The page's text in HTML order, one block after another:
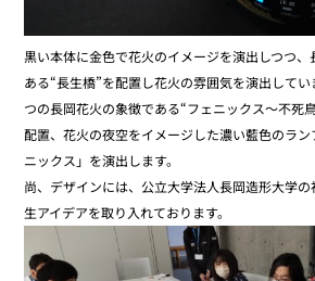
黒い本体に金色で花火のイメージを演出しつつ
ある“長生橋”を配置し花火の雰囲気を演出して
つの長岡花火の象徴である“フェニックス～不死
配置、花火の夜空をイメージした濃い藍色のラ
ニックス」を演出します。
尚、デザインには、公立大学法人長岡造形大学
生アイデアを取り入れております。